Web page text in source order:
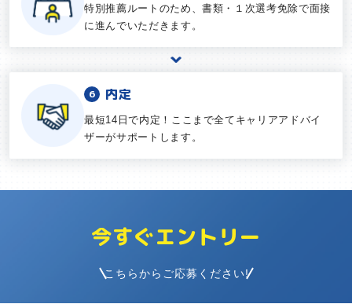
特別推薦ルートのため、書類・１次選考免除で面接
に進んでいただきます。
内定
最短14日で内定！ここまで全てキャリアアドバイ
ザーがサポートします。
今すぐエントリー
こちらからご応募ください!